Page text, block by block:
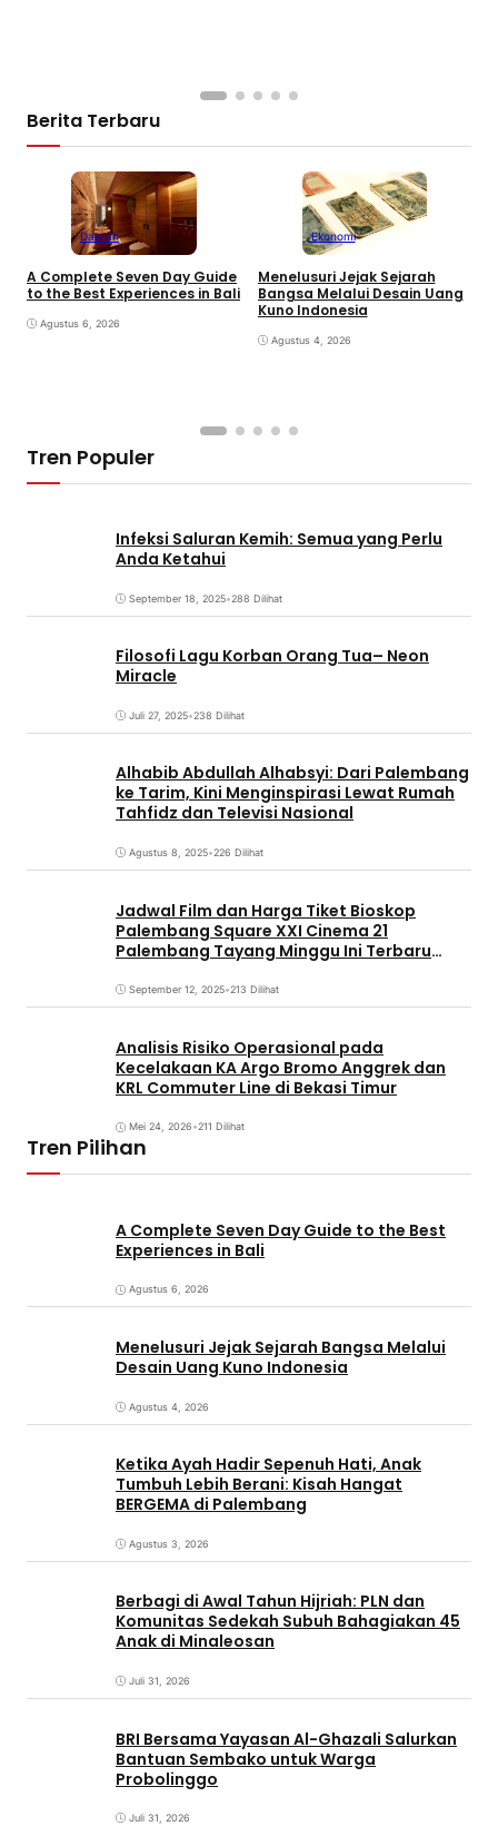
Berita Terbaru
Daerah
A Complete Seven Day Guide
to the Best Experiences in Bali
Agustus 6, 2026
Ekonomi
Menelusuri Jejak Sejarah
Bangsa Melalui Desain Uang
Kuno Indonesia
Agustus 4, 2026
Tren Populer
Infeksi Saluran Kemih: Semua yang Perlu
Anda Ketahui
September 18, 2025•288 Dilihat
Filosofi Lagu Korban Orang Tua– Neon
Miracle
Juli 27, 2025•238 Dilihat
Alhabib Abdullah Alhabsyi: Dari Palembang
ke Tarim, Kini Menginspirasi Lewat Rumah
Tahfidz dan Televisi Nasional
Agustus 8, 2025•226 Dilihat
Jadwal Film dan Harga Tiket Bioskop
Palembang Square XXI Cinema 21
Palembang Tayang Minggu Ini Terbaru
September 12, 2025•213 Dilihat
Analisis Risiko Operasional pada
Kecelakaan KA Argo Bromo Anggrek dan
KRL Commuter Line di Bekasi Timur
Mei 24, 2026•211 Dilihat
Tren Pilihan
A Complete Seven Day Guide to the Best
Experiences in Bali
Agustus 6, 2026
Menelusuri Jejak Sejarah Bangsa Melalui
Desain Uang Kuno Indonesia
Agustus 4, 2026
Ketika Ayah Hadir Sepenuh Hati, Anak
Tumbuh Lebih Berani: Kisah Hangat
BERGEMA di Palembang
Agustus 3, 2026
Berbagi di Awal Tahun Hijriah: PLN dan
Komunitas Sedekah Subuh Bahagiakan 45
Anak di Minaleosan
Juli 31, 2026
BRI Bersama Yayasan Al-Ghazali Salurkan
Bantuan Sembako untuk Warga
Probolinggo
Juli 31, 2026